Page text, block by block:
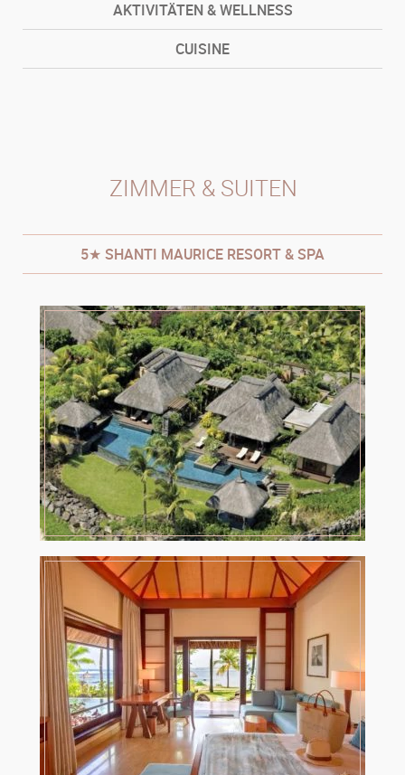
AKTIVITÄTEN & WELLNESS
CUISINE
ZIMMER & SUITEN
5★ SHANTI MAURICE RESORT & SPA